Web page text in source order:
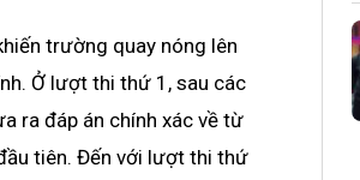
trường quay nóng lên
Ở lượt thi thứ 1, sau các
ra đáp án chính xác về từ
tiên. Đến với lượt thi thứ